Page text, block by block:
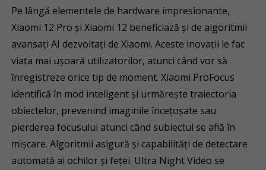
Pe lângă elementele de hardware impresionante,
Xiaomi 12 Pro și Xiaomi 12 beneficiază și de algoritmii
avansați AI dezvoltați de Xiaomi. Aceste inovații le fac
viața mai ușoară utilizatorilor, atunci când vor să
înregistreze orice tip de moment. Xiaomi ProFocus
identifică în mod inteligent și urmărește traiectoria
obiectelor, prevenind imaginile încețoșate sau
pierderea focusului atunci când subiectul se află în
mișcare. Algoritmii asigură și capabilități de detectare
automată ai ochilor și feței. Ultra Night Video se